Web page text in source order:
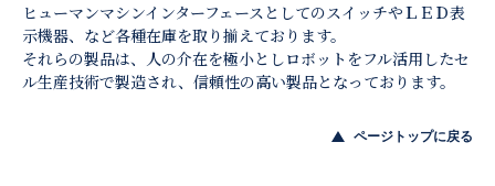
ヒューマンマシンインターフェースとしてのスイッチやＬＥＤ表
示機器、など各種在庫を取り揃えております。
それらの製品は、人の介在を極小としロボットをフル活用したセ
ル生産技術で製造され、信頼性の高い製品となっております。
ページトップに戻る